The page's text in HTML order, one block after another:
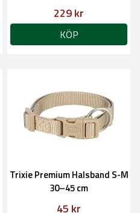
229 kr
KÖP
Trixie Premium Halsband S-M
30–45 cm
45 kr